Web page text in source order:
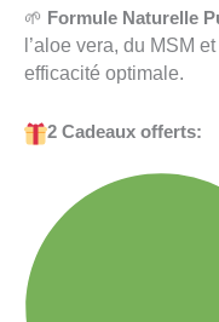
🌱 Formule Naturelle
l’aloe vera, du MSM
efficacité optimale.
2 Cadeaux offerts: